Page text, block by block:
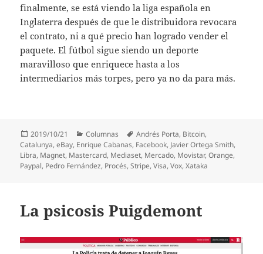
finalmente, se está viendo la liga española en
Inglaterra después de que le distribuidora revocara
el contrato, ni a qué precio han logrado vender el
paquete. El fútbol sigue siendo un deporte
maravilloso que enriquece hasta a los
intermediarios más torpes, pero ya no da para más.
Publicado
el
2019/10/21 Categorías
Columnas Etiquetas
Andrés Porta, Bitcoin,
Catalunya,eBay, Enrique Cabanas, Facebook, Javier Ortega Smith,
Libra, Magnet, Mastercard, Mediaset, Mercado, Movistar,Orange,
Paypal, Pedro Fernández, Procés,Stripe,Visa,Vox,Xataka
La psicosis Puigdemont